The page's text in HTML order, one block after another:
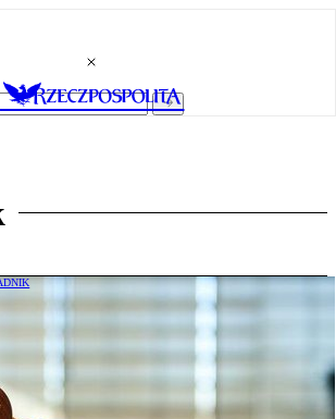
komornik. Czy
ZFŚS rzeczywiście mogą